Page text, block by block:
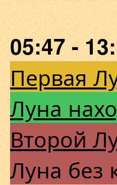
05:47 -
Первая
Луна
Второй
Луна без